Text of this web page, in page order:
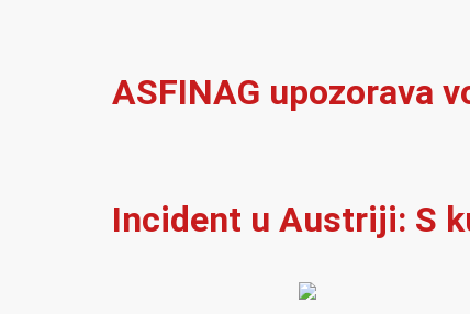
ASFINAG upozorava
Incident u Austriji: S